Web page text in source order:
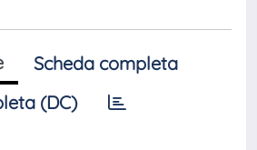
Scheda completa
(DC)